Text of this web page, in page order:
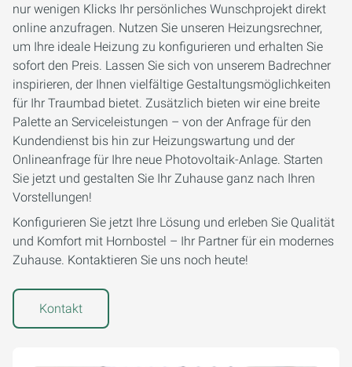
nur wenigen Klicks Ihr persönliches Wunschprojekt direkt
online anzufragen. Nutzen Sie unseren Heizungsrechner,
um Ihre ideale Heizung zu konfigurieren und erhalten Sie
sofort den Preis. Lassen Sie sich von unserem Badrechner
inspirieren, der Ihnen vielfältige Gestaltungsmöglichkeiten
für Ihr Traumbad bietet. Zusätzlich bieten wir eine breite
Palette an Serviceleistungen – von der Anfrage für den
Kundendienst bis hin zur Heizungswartung und der
Onlineanfrage für Ihre neue Photovoltaik-Anlage. Starten
Sie jetzt und gestalten Sie Ihr Zuhause ganz nach Ihren
Vorstellungen!
Konfigurieren Sie jetzt Ihre Lösung und erleben Sie Qualität
und Komfort mit Hornbostel – Ihr Partner für ein modernes
Zuhause. Kontaktieren Sie uns noch heute!
Kontakt